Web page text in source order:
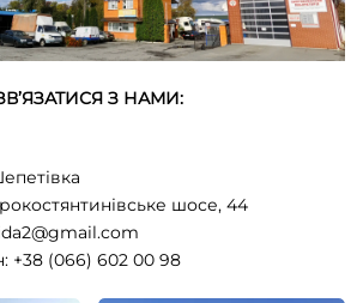
З НАМИ:
шосе, 44
+38 (066) 602 00 98